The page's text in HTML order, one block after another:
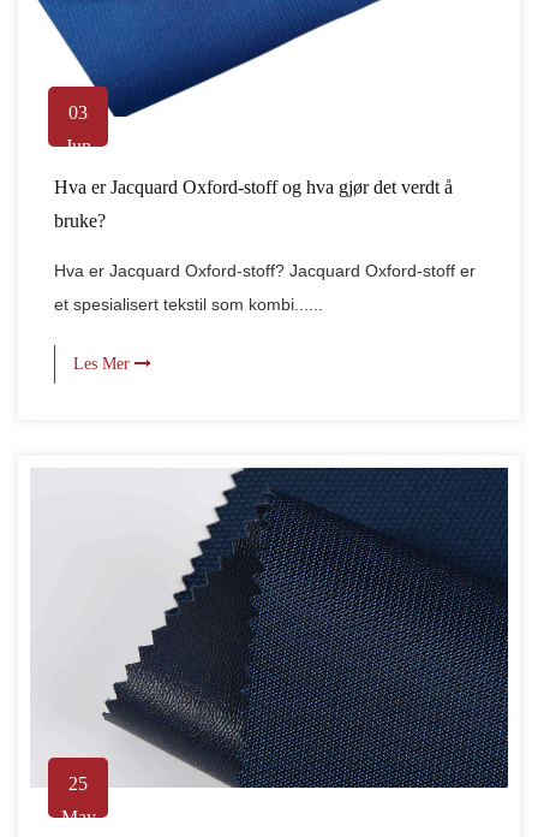
03
Jun
Hva er Jacquard Oxford-stoff og hva gjør det verdt å
bruke?
Hva er Jacquard Oxford-stoff? Jacquard Oxford-stoff er
et spesialisert tekstil som kombi......
Les Mer
25
May